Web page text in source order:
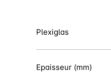
Plexiglas
Epaisseur (mm)